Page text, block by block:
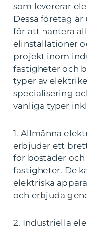
som levererar
Dessa företag
för att hantera
elinstallationer
projekt inom
fastigheter och
typer av
specialisering
vanliga typer
1. Allmänna
erbjuder ett
för bostäder
fastigheter. De
elektriska
och erbjuda
2. Industriella